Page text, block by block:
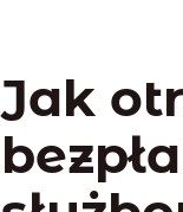
Jak